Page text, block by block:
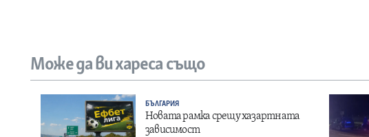
Може да ви хареса също
БЪЛГАРИЯ
Новата рамка срещу хазартната
зависимост